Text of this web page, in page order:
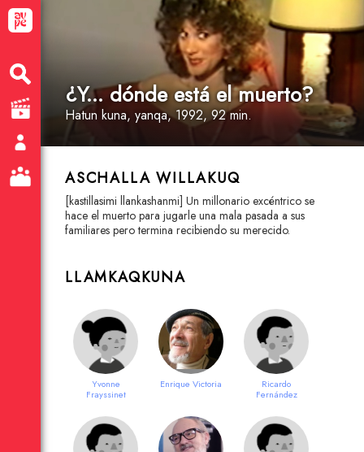
¿Y... dónde está el muerto?
Hatun kuna, yanqa, 1992, 92 min.
ASCHALLA WILLAKUQ
[kastillasimi llankashanmi] Un millonario excéntrico se
hace el muerto para jugarle una mala pasada a sus
familiares pero termina recibiendo su merecido.
LLAMKAQKUNA
Yvonne
Frayssinet
Enrique Victoria
Ricardo
Fernández